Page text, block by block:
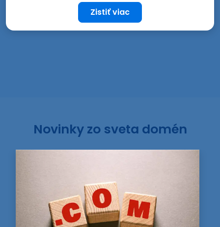
Zistiť viac
Novinky zo sveta domén